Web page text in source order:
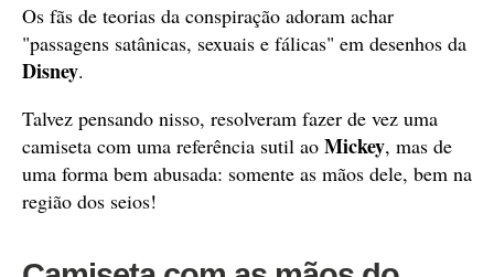
Os fãs de teorias da conspiração adoram achar
"passagens satânicas, sexuais e fálicas" em desenhos da
Disney.
Talvez pensando nisso, resolveram fazer de vez uma
camiseta com uma referência sutil ao Mickey, mas de
uma forma bem abusada: somente as mãos dele, bem na
região dos seios!